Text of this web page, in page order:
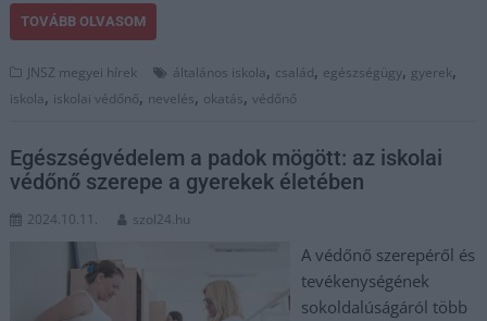
TOVÁBB OLVASOM
JNSZ megyei hírek általános iskola, család, egészségügy, gyerek,
iskola, iskolai védőnő, nevelés, okatás,védőnő
Egészségvédelem a padok mögött: az iskolai
védőnő szerepe a gyerekek életében
2024.10.11. szol24.hu
A védőnő szerepéről és
tevékenységének
sokoldalúságáról több